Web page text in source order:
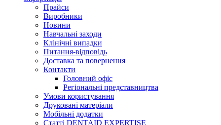
Прайси
Виробники
Новини
Навчальні заходи
Клінічні випадки
Питання-відповідь
Доставка та повернення
Контакти
Головний офіс
Регіональні представництва
Умови користування
Друковані матеріали
Мобільні додатки
Статті DENTAID EXPERTISE